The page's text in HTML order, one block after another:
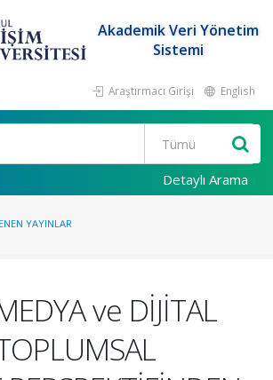
Akademik Veri Yönetim
Sistemi
Araştırmacı Girişi English
Detaylı Arama
YAYINLAR
ve DİJİTAL